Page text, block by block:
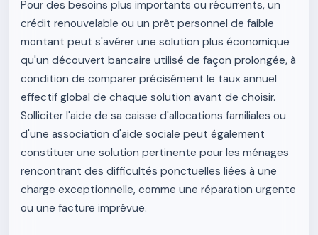
Pour des besoins plus importants ou récurrents, un
crédit renouvelable ou un prêt personnel de faible
montant peut s'avérer une solution plus économique
qu'un découvert bancaire utilisé de façon prolongée, à
condition de comparer précisément le taux annuel
effectif global de chaque solution avant de choisir.
Solliciter l'aide de sa caisse d'allocations familiales ou
d'une association d'aide sociale peut également
constituer une solution pertinente pour les ménages
rencontrant des difficultés ponctuelles liées à une
charge exceptionnelle, comme une réparation urgente
ou une facture imprévue.